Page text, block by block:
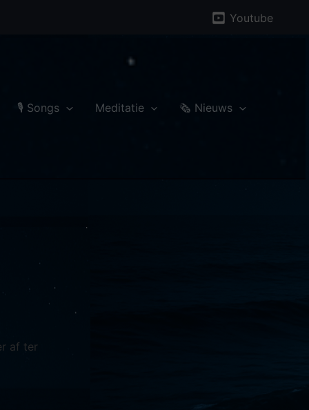
Youtube
🎙 Songs Meditatie 🗞️ Nieuws
af ter